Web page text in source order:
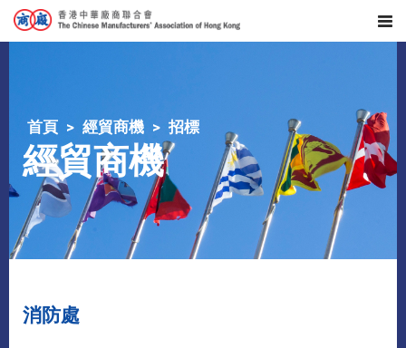
首頁 經貿商機 招標
經貿商機
消防處